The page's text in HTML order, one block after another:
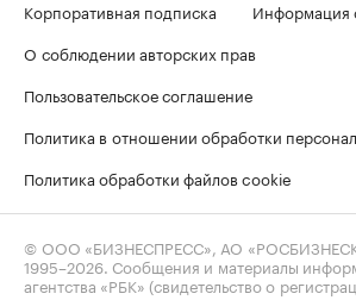
Корпоративная подписка
Информация
О соблюдении авторских прав
Пользовательское соглашение
Политика в отношении обработки
Политика обработки файлов cookie
© ООО «БИЗНЕСПРЕСС», АО
1995–2026 . Сообщения и материалы
агентства «РБК» (свидетельство о